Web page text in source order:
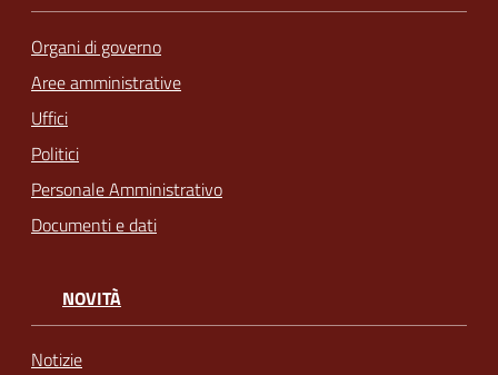
Organi di governo
Aree amministrative
Uffici
Politici
Personale Amministrativo
Documenti e dati
NOVITÀ
Notizie